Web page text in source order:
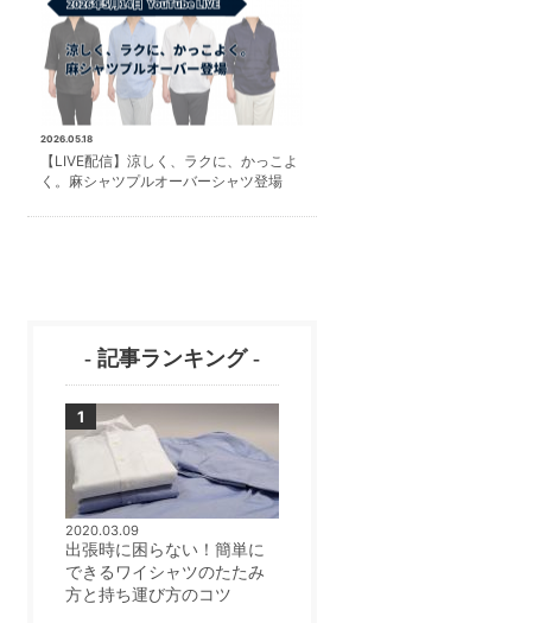
2026.05.18
【LIVE配信】涼しく、ラクに、かっこよ
く。麻シャツプルオーバーシャツ登場
- 記事ランキング -
2020.03.09
出張時に困らない！簡単に
できるワイシャツのたたみ
方と持ち運び方のコツ